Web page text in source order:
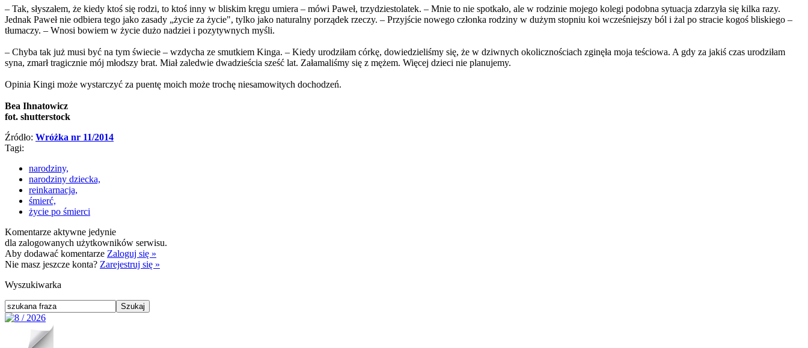
– Tak, słyszałem, że kiedy ktoś się rodzi, to ktoś inny w bliskim kręgu umiera – mówi Paweł, trzydziestolatek. – Mnie to nie spotkało, ale w rodzinie mojego kolegi podobna sytuacja zdarzyła się kilka razy.
Jednak Paweł nie odbiera tego jako zasady „życie za życie", tylko jako naturalny porządek rzeczy. – Przyjście nowego członka rodziny w dużym stopniu koi wcześniejszy ból i żal po stracie kogoś bliskiego –
tłumaczy. – Wnosi bowiem w życie dużo nadziei i pozytywnych myśli.
– Chyba tak już musi być na tym świecie – wzdycha ze smutkiem Kinga. – Kiedy urodziłam córkę, dowiedzieliśmy się, że w dziwnych okolicznościach zginęła moja teściowa. A gdy za jakiś czas urodziłam
syna, zmarł tragicznie mój młodszy brat. Miał zaledwie dwadzieścia sześć lat. Załamaliśmy się z mężem. Więcej dzieci nie planujemy.
Opinia Kingi może wystarczyć za puentę moich może trochę niesamowitych dochodzeń.
Bea Ihnatowicz
fot. shutterstock
Źródło: Wróżka nr 11/2014
Tagi:
narodziny,
narodziny dziecka,
reinkarnacja,
śmierć,
życie po śmierci
Komentarze aktywne jedynie
dla zalogowanych użytkowników serwisu.
Aby dodawać komentarze Zaloguj się »
Nie masz jeszcze konta? Zarejestruj się »
Wyszukiwarka